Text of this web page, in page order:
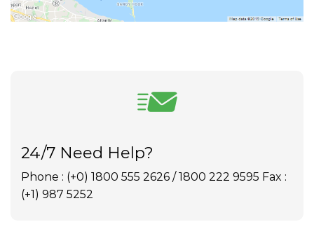
24/7 Need Help?
Phone : (+0) 1800 555 2626 / 1800 222 9595 Fax :
(+1) 987 5252